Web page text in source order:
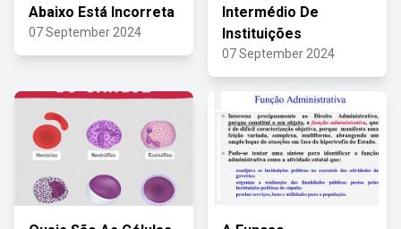
Abaixo Está Incorreta
07 September 2024
Intermédio De
Instituições
07 September 2024